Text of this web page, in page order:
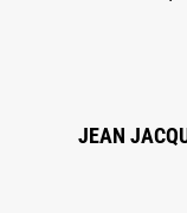
JEAN